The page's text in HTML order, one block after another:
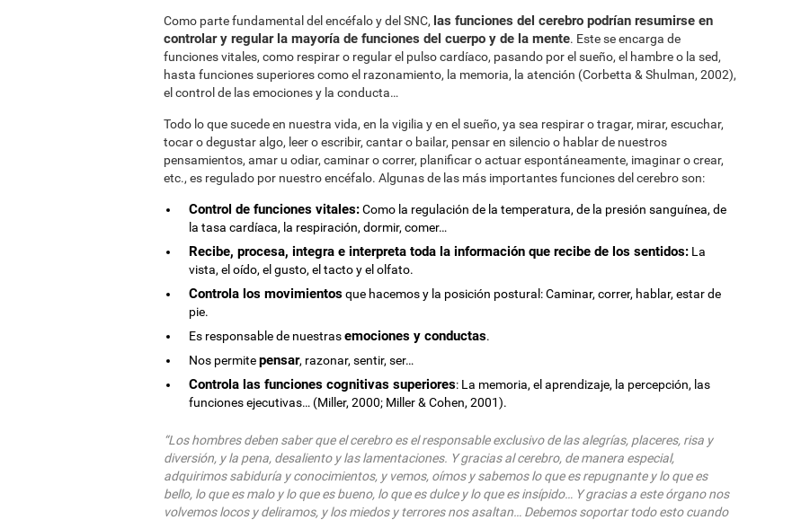
Como parte fundamental del encéfalo y del SNC, las funciones del cerebro podrían resumirse en
controlar y regular la mayoría de funciones del cuerpo y de la mente. Este se encarga de
funciones vitales, como respirar o regular el pulso cardíaco, pasando por el sueño, el hambre o la sed,
hasta funciones superiores como el razonamiento, la memoria, la atención (Corbetta & Shulman, 2002),
el control de las emociones y la conducta…
Todo lo que sucede en nuestra vida, en la vigilia y en el sueño, ya sea respirar o tragar, mirar, escuchar,
tocar o degustar algo, leer o escribir, cantar o bailar, pensar en silencio o hablar de nuestros
pensamientos, amar u odiar, caminar o correr, planificar o actuar espontáneamente, imaginar o crear,
etc., es regulado por nuestro encéfalo. Algunas de las más importantes funciones del cerebro son:
Control de funciones vitales:Como la regulación de la temperatura, de la presión sanguínea, de
la tasa cardíaca, la respiración, dormir, comer…
Recibe, procesa, integra e interpreta toda la información que recibe de los sentidos: La
vista, el oído, el gusto, el tacto y el olfato.
Controla los movimientosque hacemos y la posición postural: Caminar, correr, hablar, estar de
pie.
Es responsable de nuestrasemociones y conductas.
Nos permitepensar, razonar, sentir, ser…
Controla las funciones cognitivas superiores: La memoria, el aprendizaje, la percepción, las
funciones ejecutivas… (Miller, 2000; Miller & Cohen, 2001).
“Los hombres deben saber que el cerebro es el responsable exclusivo de las alegrías, placeres, risa y
diversión, y la pena, desaliento y las lamentaciones. Y gracias al cerebro, de manera especial,
adquirimos sabiduría y conocimientos, y vemos, oímos y sabemos lo que es repugnante y lo que es
bello, lo que es malo y lo que es bueno, lo que es dulce y lo que es insípido… Y gracias a este órgano nos
volvemos locos y deliramos, y los miedos y terrores nos asaltan… Debemos soportar todo esto cuando